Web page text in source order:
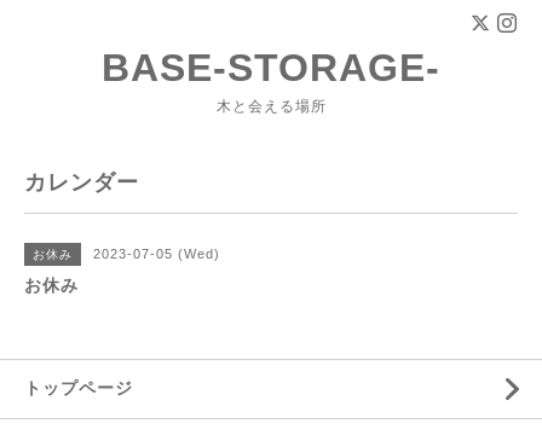
BASE-STORAGE-
木と会える場所
カレンダー
お休み 2023-07-05 (Wed)
お休み
トップページ